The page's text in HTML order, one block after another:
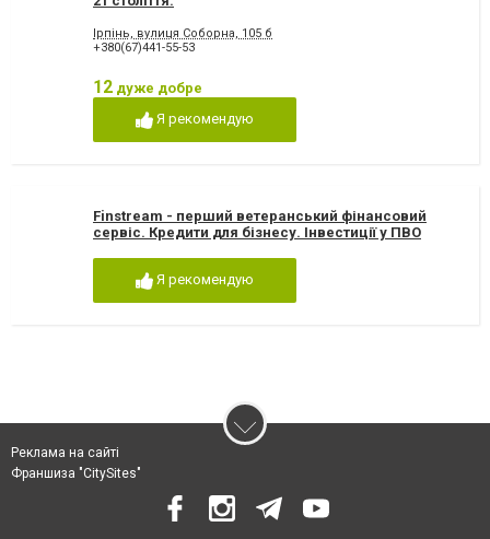
Ірпінь, вулиця Соборна, 105 б
+380(67)441-55-53
12 дуже добре
Я рекомендую
Finstream - перший ветеранський фінансовий
сервіс. Кредити для бізнесу. Інвестиції у ПВО
Я рекомендую
Реклама на сайті
Франшиза "CitySites"